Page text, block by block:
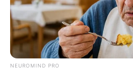
NEUROMIND PRO